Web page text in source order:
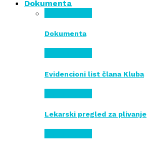
Dokumenta
Dokumenta
Evidencioni list člana Kluba
Lekarski pregled za plivanje